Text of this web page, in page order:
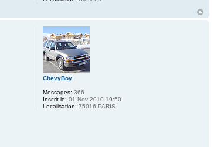
ChevyBoy
Messages: 366
Inscrit le: 01 Nov 2010 19:50
Localisation: 75016 PARIS